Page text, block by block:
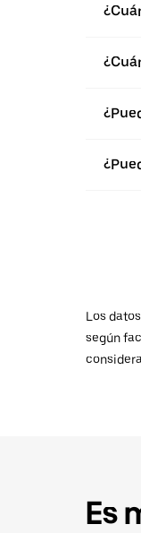
Los
según
Es